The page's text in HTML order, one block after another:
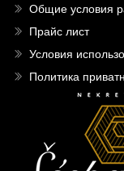
Общие условия
Прайс лист
Условия
Политика